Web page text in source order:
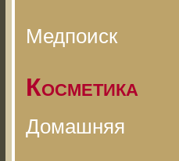
Медпоиск
Косметика
Домашняя